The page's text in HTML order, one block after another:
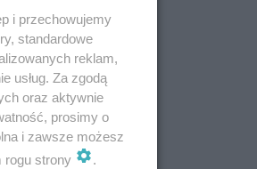
i przechowujemy
standardowe
reklam,
usług. Za zgodą
oraz aktywnie
prosimy o
i zawsze możesz
rogu strony
.